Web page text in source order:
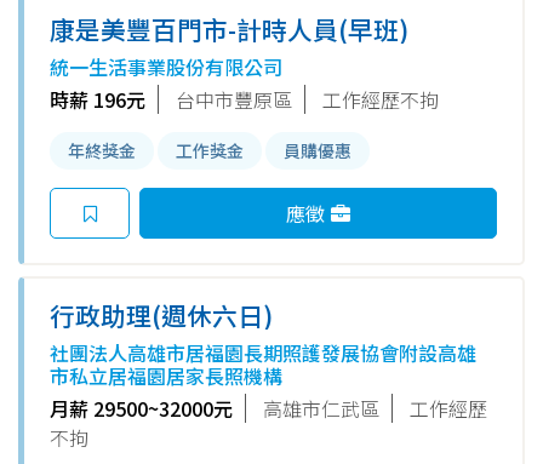
康是美豐百門市-計時人員(早班)
統一生活事業股份有限公司
時薪 196元
台中市豐原區 工作經歷不拘
年終獎金 工作獎金 員購優惠
應徵
行政助理(週休六日)
社團法人高雄市居福園長期照護發展協會附設高雄
市私立居福園居家長照機構
月薪 29500~32000元
高雄市仁武區
工作經歷
不拘